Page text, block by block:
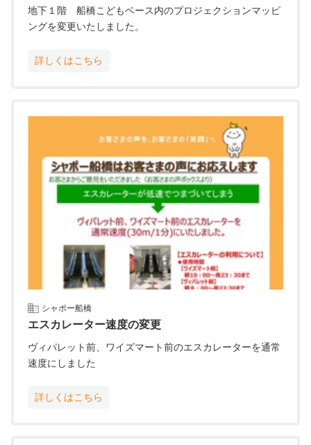
地下１階 船橋こどもベース内のプロジェクションマッピ
ングを変更いたしました。
詳しくはこちら
シャポー船橋
エスカレーター速度の変更
ヴィパレット前、ワイズマート前のエスカレーターを通常
速度にしました
詳しくはこちら